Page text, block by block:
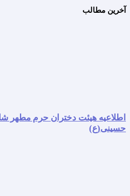
آخرین مطالب
اطلاعیه هیئت دختران حرم مطهر
حسینی(ع)